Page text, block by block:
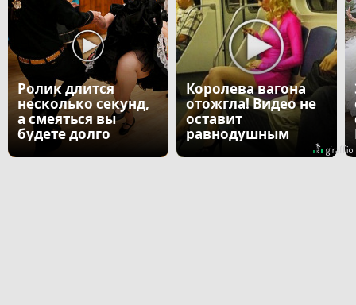
Ролик длится
несколько секунд,
а смеяться вы
будете долго
Королева вагона
отожгла! Видео не
оставит
равнодушным